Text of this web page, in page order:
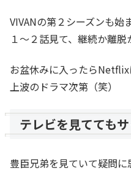
VIVANの第２シーズンも始
１～２話見て、継続か離脱
お盆休みに入ったら
上波のドラマ次第（笑）
テレビを見てても
豊臣兄弟を見ていて疑問に